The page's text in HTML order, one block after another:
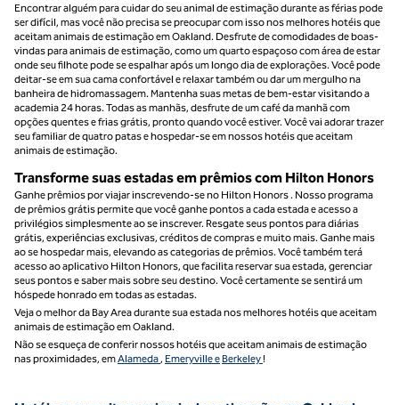
Encontrar alguém para cuidar do seu animal de estimação durante as férias pode
ser difícil, mas você não precisa se preocupar com isso nos melhores hotéis que
aceitam animais de estimação em Oakland. Desfrute de comodidades de boas-
vindas para animais de estimação, como um quarto espaçoso com área de estar
onde seu filhote pode se espalhar após um longo dia de explorações. Você pode
deitar-se em sua cama confortável e relaxar também ou dar um mergulho na
banheira de hidromassagem. Mantenha suas metas de bem-estar visitando a
academia 24 horas. Todas as manhãs, desfrute de um café da manhã com
opções quentes e frias grátis, pronto quando você estiver. Você vai adorar trazer
seu familiar de quatro patas e hospedar-se em nossos hotéis que aceitam
animais de estimação.
Transforme suas estadas em prêmios com Hilton Honors
Ganhe prêmios por viajar inscrevendo-se no Hilton Honors . Nosso programa
de prêmios grátis permite que você ganhe pontos a cada estada e acesso a
privilégios simplesmente ao se inscrever. Resgate seus pontos para diárias
grátis, experiências exclusivas, créditos de compras e muito mais. Ganhe mais
ao se hospedar mais, elevando as categorias de prêmios. Você também terá
acesso ao aplicativo Hilton Honors, que facilita reservar sua estada, gerenciar
seus pontos e saber mais sobre seu destino. Você certamente se sentirá um
hóspede honrado em todas as estadas.
Veja o melhor da Bay Area durante sua estada nos melhores hotéis que aceitam
animais de estimação em Oakland.
Não se esqueça de conferir nossos hotéis que aceitam animais de estimação
nas proximidades, emAlameda , Emeryville e Berkeley !